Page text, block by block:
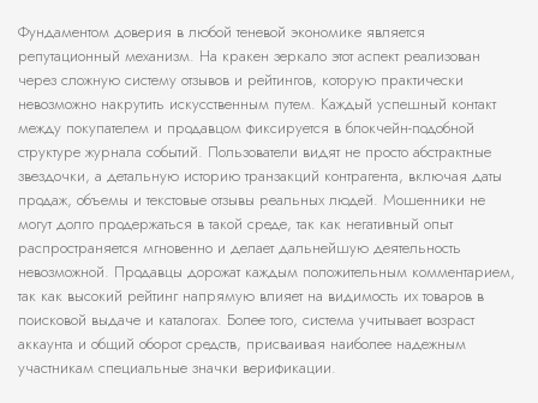
Фундаментом доверия в любой теневой экономике является
репутационный механизм. На кракен зеркало этот аспект реализован
через сложную систему отзывов и рейтингов, которую практически
невозможно накрутить искусственным путем. Каждый успешный контакт
между покупателем и продавцом фиксируется в блокчейн-подобной
структуре журнала событий. Пользователи видят не просто абстрактные
звездочки, а детальную историю транзакций контрагента, включая даты
продаж, объемы и текстовые отзывы реальных людей. Мошенники не
могут долго продержаться в такой среде, так как негативный опыт
распространяется мгновенно и делает дальнейшую деятельность
невозможной. Продавцы дорожат каждым положительным комментарием,
так как высокий рейтинг напрямую влияет на видимость их товаров в
поисковой выдаче и каталогах. Более того, система учитывает возраст
аккаунта и общий оборот средств, присваивая наиболее надежным
участникам специальные значки верификации.